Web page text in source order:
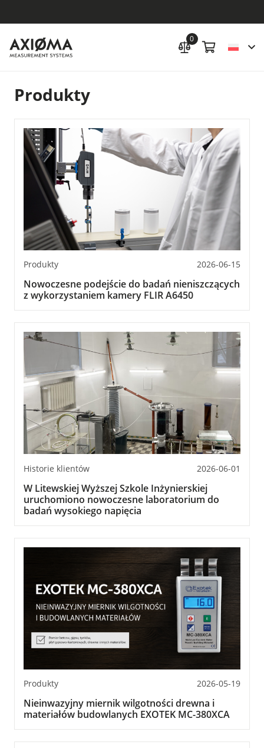
0
Produkty
Produkty 2026-06-15
Nowoczesne podejście do badań nieniszczących
z wykorzystaniem kamery FLIR A6450
Historie klientów 2026-06-01
W Litewskiej Wyższej Szkole Inżynierskiej
uruchomiono nowoczesne laboratorium do
badań wysokiego napięcia
Produkty 2026-05-19
Nieinwazyjny miernik wilgotności drewna i
materiałów budowlanych EXOTEK MC-380XCA